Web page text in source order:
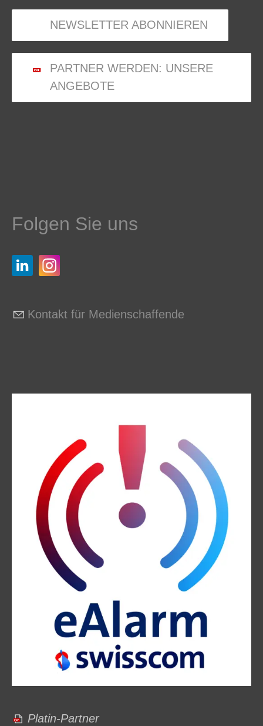
NEWSLETTER ABONNIEREN
PARTNER WERDEN: UNSERE
ANGEBOTE
Folgen Sie uns
Kontakt für Medienschaffende
Platin-Partner